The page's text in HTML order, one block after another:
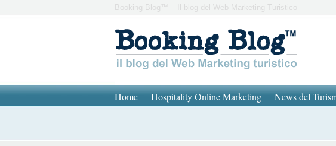
Booking Blog™ – Il blog del Web Marketing Turistico
Home Hospitality Online Marketing News del